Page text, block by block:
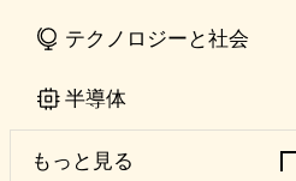
テクノロジーと社会
半導体
もっと見る